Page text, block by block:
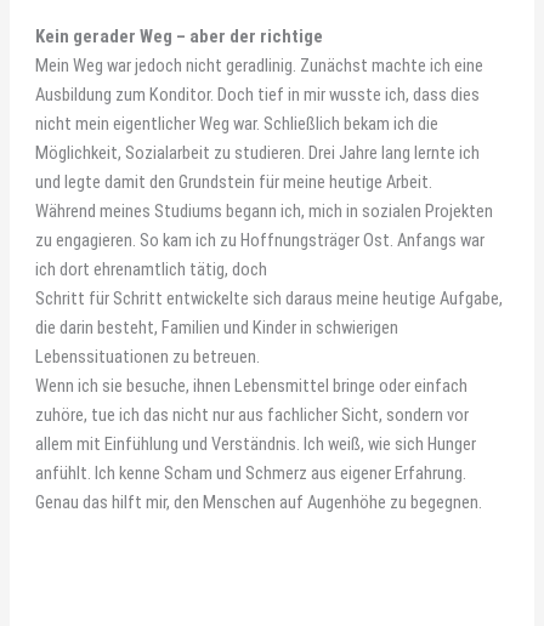
Kein gerader Weg – aber der richtige
Mein Weg war jedoch nicht geradlinig. Zunächst machte ich eine
Ausbildung zum Konditor. Doch tief in mir wusste ich, dass dies
nicht mein eigentlicher Weg war. Schließlich bekam ich die
Möglichkeit, Sozialarbeit zu studieren. Drei Jahre lang lernte ich
und legte damit den Grundstein für meine heutige Arbeit.
Während meines Studiums begann ich, mich in sozialen Projekten
zu engagieren. So kam ich zu Hoffnungsträger Ost. Anfangs war
ich dort ehrenamtlich tätig, doch
Schritt für Schritt entwickelte sich daraus meine heutige Aufgabe,
die darin besteht, Familien und Kinder in schwierigen
Lebenssituationen zu betreuen.
Wenn ich sie besuche, ihnen Lebensmittel bringe oder einfach
zuhöre, tue ich das nicht nur aus fachlicher Sicht, sondern vor
allem mit Einfühlung und Verständnis. Ich weiß, wie sich Hunger
anfühlt. Ich kenne Scham und Schmerz aus eigener Erfahrung.
Genau das hilft mir, den Menschen auf Augenhöhe zu begegnen.